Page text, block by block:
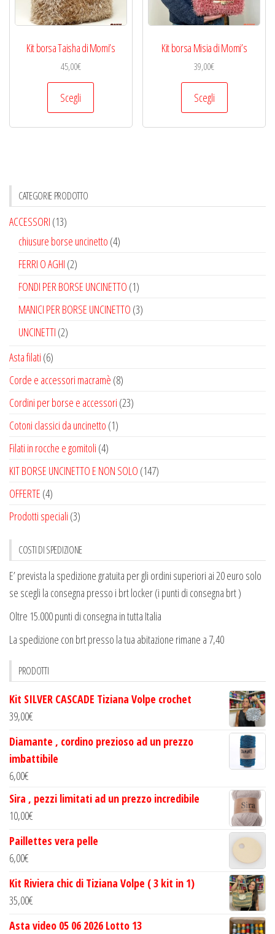
nella
pagina
del
Kit borsa Taisha di Momi’s
45,00€
Scegli
Questo
possono
scelte
del
prodotto
Kit borsa Misia di Momi’s
39,00€
Scegli
Questo
possono
CATEGORIE PRODOTTO
ACCESSORI (13)
chiusure borse uncinetto (4)
FERRI O AGHI (2)
FONDI PER BORSE UNCINETTO (1)
MANICI PER BORSE UNCINETTO (3)
UNCINETTI (2)
Asta filati (6)
Corde e accessori macramè (8)
Cordini per borse e accessori (23)
Cotoni classici da uncinetto (1)
Filati in rocche e gomitoli (4)
KIT BORSE UNCINETTO E NON SOLO (147)
OFFERTE (4)
Prodotti speciali (3)
COSTI DI SPEDIZIONE
E’ prevista la spedizione gratuita per gli ordini superiori ai 20 euro solo
se scegli la consegna presso i brt locker (i punti di consegna brt )
Oltre 15.000 punti di consegna in tutta Italia
La spedizione con brt presso la tua abitazione rimane a 7,40
PRODOTTI
Kit SILVER CASCADE Tiziana Volpe crochet
39,00€
Diamante , cordino prezioso ad un prezzo
imbattibile
6,00€
Sira , pezzi limitati ad un prezzo incredibile
10,00€
Paillettes vera pelle
6,00€
Kit Riviera chic di Tiziana Volpe ( 3 kit in 1)
35,00€
Asta video 05 06 2026 Lotto 13